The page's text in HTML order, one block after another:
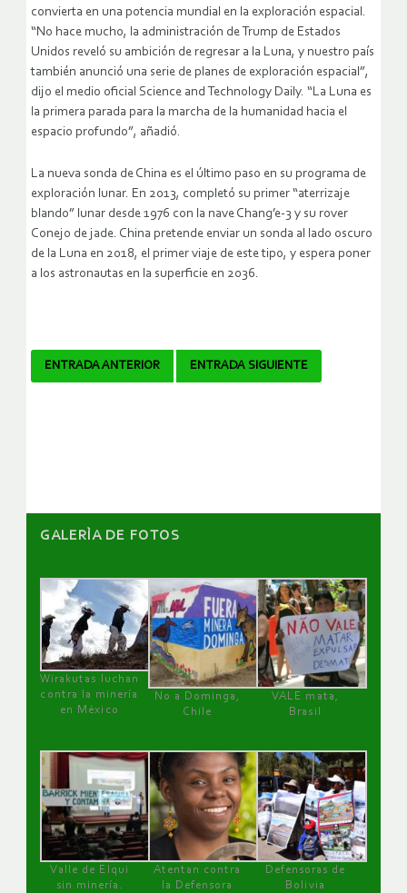
convierta en una potencia mundial en la exploración espacial.
“No hace mucho, la administración de Trump de Estados
Unidos reveló su ambición de regresar a la Luna, y nuestro país
también anunció una serie de planes de exploración espacial”,
dijo el medio oficial Science and Technology Daily. “La Luna es
la primera parada para la marcha de la humanidad hacia el
espacio profundo”, añadió.
La nueva sonda de China es el último paso en su programa de
exploración lunar. En 2013, completó su primer “aterrizaje
blando” lunar desde 1976 con la nave Chang’e-3 y su rover
Conejo de jade. China pretende enviar un sonda al lado oscuro
de la Luna en 2018, el primer viaje de este tipo, y espera poner
a los astronautas en la superficie en 2036.
Navegador
ENTRADA ANTERIOR ENTRADA SIGUIENTE
GALERÌA DE FOTOS
Wirakutas luchan
contra la minería
en México
No a Dominga,
Chile
VALE mata,
Brasil
Valle de Elqui
sin minería.
Atentan contra
la Defensora
Defensoras de
Bolivia